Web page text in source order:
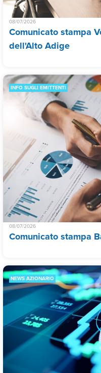
08/07/2026
Comunicato stampa
dell'Alto Adige
INFO SUGLI EMITTENTI
08/07/2026
Comunicato stampa
NEWS AZIONARIO